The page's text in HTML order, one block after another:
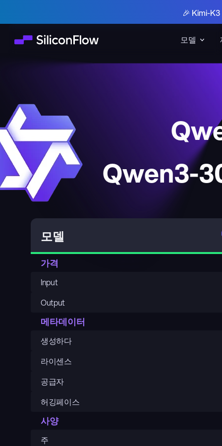
모델
🎉 Kimi-
Qwen3-
모델
가격
Input
Output
메타데이터
생성하다
라이센스
공급자
허깅페이스
사양
주